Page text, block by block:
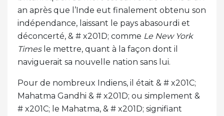
an après que l’Inde eut finalement obtenu son
indépendance, laissant le pays abasourdi et
déconcerté, & # x201D; comme Le New York
Timesle mettre, quant à la façon dont il
naviguerait sa nouvelle nation sans lui.
Pour de nombreux Indiens, il était & # x201C;
Mahatma Gandhi & # x201D; ou simplement &
# x201C; le Mahatma, & # x201D; signifiant